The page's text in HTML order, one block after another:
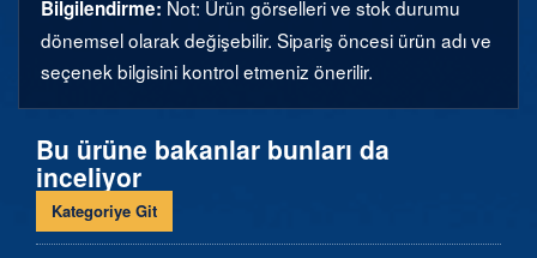
Bilgilendirme: Not: Ürün görselleri ve stok durumu
dönemsel olarak değişebilir. Sipariş öncesi ürün adı ve
seçenek bilgisini kontrol etmeniz önerilir.
Bu ürüne bakanlar bunları da
inceliyor
Kategoriye Git